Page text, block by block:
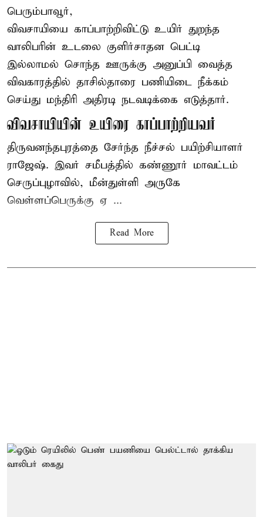
பெரும்பாவூர்,
விவசாயியை காப்பாற்றிவிட்டு உயிர் துறந்த
வாலிபரின் உடலை குளிர்சாதன பெட்டி
இல்லாமல் சொந்த ஊருக்கு அனுப்பி வைத்த
விவகாரத்தில் தாசில்தாரை பணியிடை நீக்கம்
செய்து மந்திரி அதிரடி நடவடிக்கை எடுத்தார்.
விவசாயியின் உயிரை காப்பாற்றியவர்
திருவனந்தபுரத்தை சேர்ந்த நீச்சல் பயிற்சியாளர்
ராஜேஷ். இவர் சமீபத்தில் கண்ணூர் மாவட்டம்
செருப்புழாவில், மீன்துள்ளி அருகே
வெள்ளப்பெருக்கு ஏ ...
Read More